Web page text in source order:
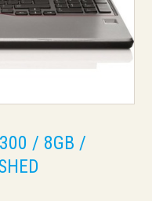
/ 8GB /